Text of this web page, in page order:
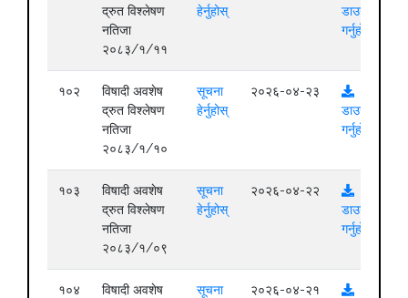
द्रुत विश्लेषण
नतिजा
२०८३/१/११
हेर्नुहोस्
डाउनलोड
गर्नुहोस्
१०२
विषादी अवशेष
द्रुत विश्लेषण
नतिजा
२०८३/१/१०
सूचना
हेर्नुहोस्
२०२६-०४-२३
डाउनलोड
गर्नुहोस्
१०३
विषादी अवशेष
द्रुत विश्लेषण
नतिजा
२०८३/१/०९
सूचना
हेर्नुहोस्
२०२६-०४-२२
डाउनलोड
गर्नुहोस्
१०४
विषादी अवशेष
सूचना
२०२६-०४-२१